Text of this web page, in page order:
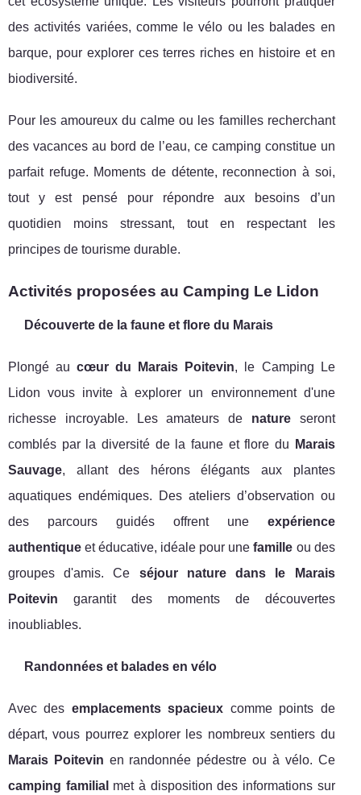
des activités variées, comme le vélo ou les balades en
barque, pour explorer ces terres riches en histoire et en
biodiversité.
Pour les amoureux du calme ou les familles recherchant
des vacances au bord de l’eau, ce camping constitue un
parfait refuge. Moments de détente, reconnection à soi,
tout y est pensé pour répondre aux besoins d’un
quotidien moins stressant, tout en respectant les
principes de tourisme durable.
Activités proposées au Camping Le Lidon
Découverte de la faune et flore du Marais
Plongé aucœur du Marais Poitevin, le Camping Le
Lidon vous invite à explorer un environnement d'une
richesse incroyable. Les amateurs de natureseront
comblés par la diversité de la faune et flore du
Marais
Sauvage, allant des hérons élégants aux plantes
aquatiques endémiques. Des ateliers d’observation ou
des parcours guidés offrent une expérience
authentique et éducative, idéale pour unefamille ou des
groupes d'amis. Ce séjour nature dans le Marais
Poitevin garantit des moments de découvertes
inoubliables.
Randonnées et balades en vélo
Avec des emplacements spacieux comme points de
départ, vous pourrez explorer les nombreux sentiers du
Marais Poitevin en randonnée pédestre ou à vélo. Ce
camping familial met à disposition des informations sur